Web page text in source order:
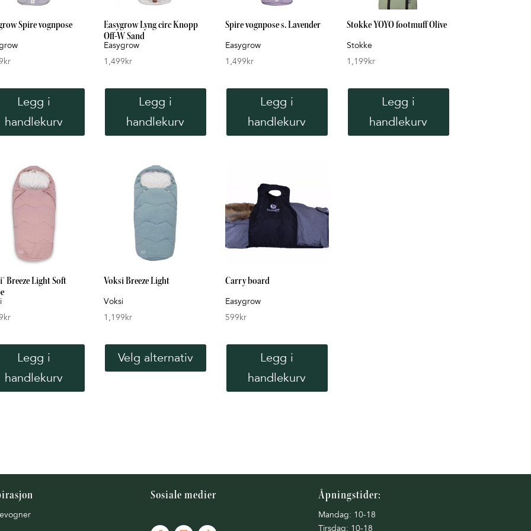
Spire vognpose
kr
Legg i
handlekurv
Easygrow Lyng circ Knopp
Off-W Sand
Easygrow
1,499kr
Legg i
handlekurv
Spire vognpose s. Lavender
Easygrow
1,499kr
Legg i
handlekurv
Stokke YOYO footmuff Olive
Stokke
1,199kr
Legg i
handlekurv
Breeze Light Soft
kr
Legg i
handlekurv
Voksi Breeze Light
Voksi
1,199kr
Velg alternativ
produktsiden
Carry board
Easygrow
599kr
Legg i
handlekurv
Sosiale medier Åpningstider:
Mandag: 10-18
Tirsdag: 10-18